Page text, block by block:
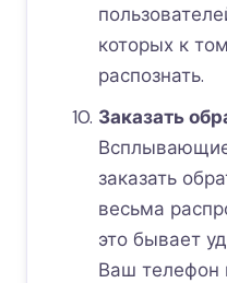
которых к
распознать.
Заказать
заказать
весьма
это бывает
Ваш телефон